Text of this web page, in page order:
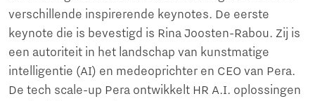
verschillende inspirerende keynotes. De eerste
keynote die is bevestigd is Rina Joosten-Rabou. Zij is
een autoriteit in het landschap van kunstmatige
intelligentie (AI) en medeoprichter en CEO van Pera.
De tech scale-up Pera ontwikkelt HR A.I. oplossingen